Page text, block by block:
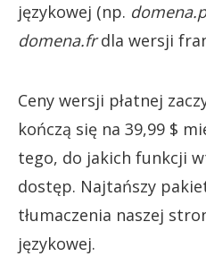
językowej (np.
domena.frdla wersji
Ceny wersji płatnej
kończą się na 39,99 $
tego, do jakich funkcji
dostęp. Najtańszy
tłumaczenia naszej
językowej.